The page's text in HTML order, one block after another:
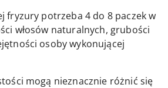
fryzury potrzeba 4 do 8 paczek w
włosów naturalnych, grubości
osoby wykonującej
mogą nieznacznie różnić się